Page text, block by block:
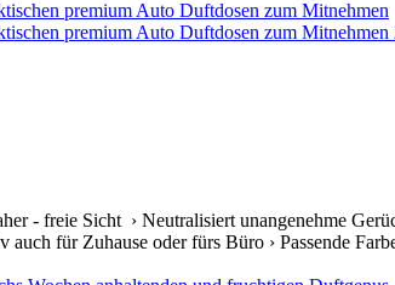
- freie Sicht › Neutralisiert unangenehme
für Zuhause oder fürs Büro › Passende